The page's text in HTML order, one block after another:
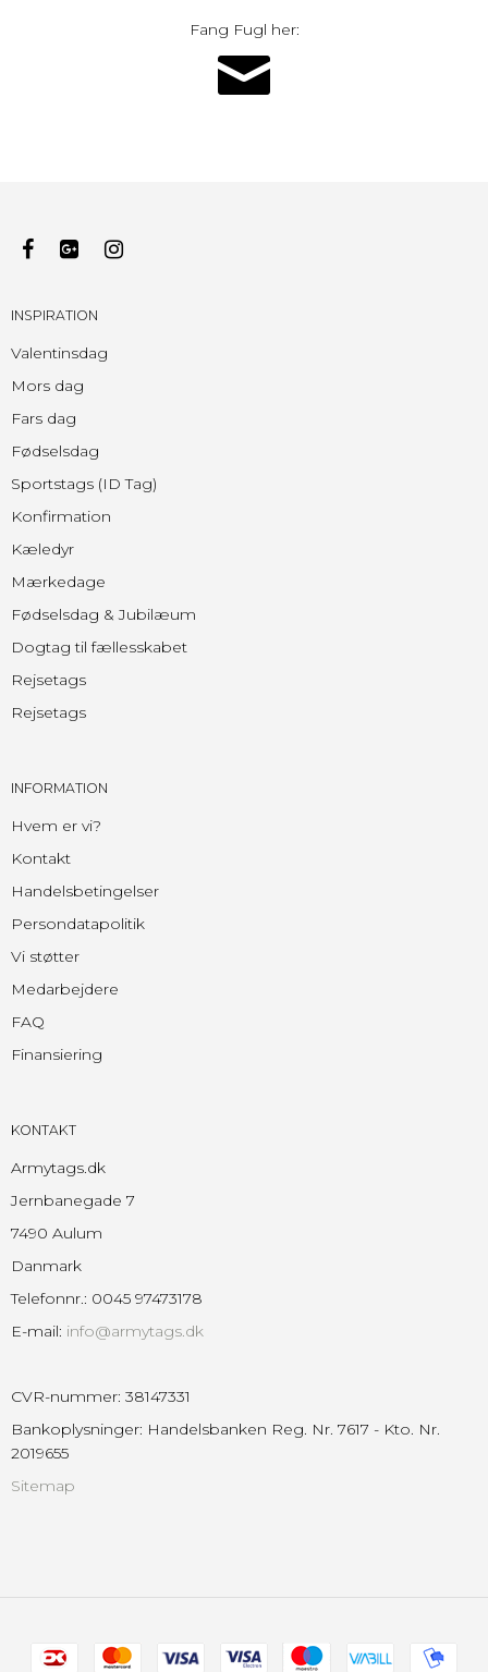
Fang Fugl her:
INSPIRATION
Valentinsdag
Mors dag
Fars dag
Fødselsdag
Sportstags (ID Tag)
Konfirmation
Kæledyr
Mærkedage
Fødselsdag & Jubilæum
Dogtag til fællesskabet
Rejsetags
Rejsetags
INFORMATION
Hvem er vi?
Kontakt
Handelsbetingelser
Persondatapolitik
Vi støtter
Medarbejdere
FAQ
Finansiering
KONTAKT
Armytags.dk
Jernbanegade 7
7490 Aulum
Danmark
Telefonnr.: 0045 97473178
E-mail: info@armytags.dk
CVR-nummer: 38147331
Bankoplysninger: Handelsbanken Reg. Nr. 7617 - Kto. Nr.
2019655
Sitemap